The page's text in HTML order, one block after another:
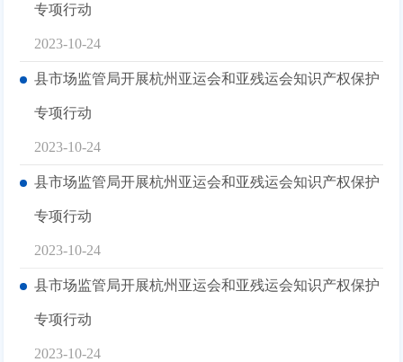
专项行动
2023-10-24
县市场监管局开展杭州亚运会和亚残运会知识产权保护
专项行动
2023-10-24
县市场监管局开展杭州亚运会和亚残运会知识产权保护
专项行动
2023-10-24
县市场监管局开展杭州亚运会和亚残运会知识产权保护
专项行动
2023-10-24